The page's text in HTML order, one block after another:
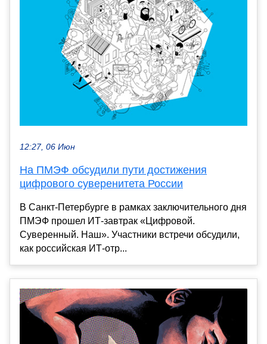
12:27, 06 Июн
На ПМЭФ обсудили пути достижения
цифрового суверенитета России
В Санкт-Петербурге в рамках заключительного дня
ПМЭФ прошел ИТ-завтрак «Цифровой.
Суверенный. Наш». Участники встречи обсудили,
как российская ИТ-отр...